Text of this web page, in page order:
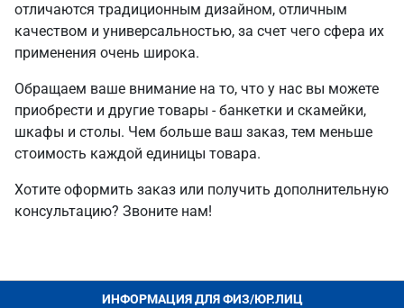
отличаются традиционным дизайном, отличным
качеством и универсальностью, за счет чего сфера их
применения очень широка.
Обращаем ваше внимание на то, что у нас вы можете
приобрести и другие товары - банкетки и скамейки,
шкафы и столы. Чем больше ваш заказ, тем меньше
стоимость каждой единицы товара.
Хотите оформить заказ или получить дополнительную
консультацию? Звоните нам!
ИНФОРМАЦИЯ ДЛЯ ФИЗ/ЮР.ЛИЦ